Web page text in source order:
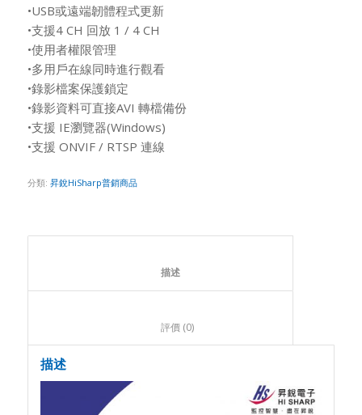
•USB或遠端韌體程式更新
•支援4 CH 回放 1 / 4 CH
•使用者權限管理
•多用戶在線同時進行觀看
•錄影檔案保護鎖定
•錄影資料可直接AVI 轉檔備份
•支援 IE瀏覽器(Windows)
•支援 ONVIF / RTSP 連線
分類: 昇銳HiSharp普銷商品
						描述
						評價 (0)
描述